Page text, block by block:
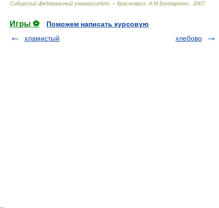
Сибирский федеральный университет. – Красноярск. А.М.Бондаренко 2007.
Игры ⚽
Поможем написать курсовую
хламистый
хлебово